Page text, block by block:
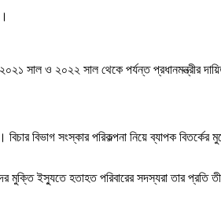
সাল ও ২০২২ সাল থেকে পর্যন্ত প্রধানমন্ত্রীর
বিভাগ সংস্কার পরিকল্পনা নিয়ে ব্যাপক
মুক্তি ইস্যুতে হতাহত পরিবারের সদস্যরা তার প্রতি